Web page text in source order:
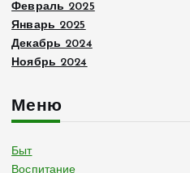
Февраль 2025
Январь 2025
Декабрь 2024
Ноябрь 2024
Меню
Быт
Воспитание